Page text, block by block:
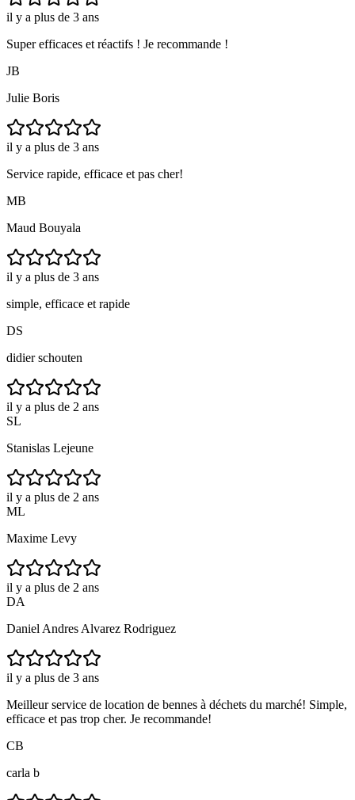
il y a plus de 3 ans
Super efficaces et réactifs ! Je recommande !
JB
Julie Boris
il y a plus de 3 ans
Service rapide, efficace et pas cher!
MB
Maud Bouyala
il y a plus de 3 ans
simple, efficace et rapide
DS
didier schouten
il y a plus de 2 ans
SL
Stanislas Lejeune
il y a plus de 2 ans
ML
Maxime Levy
il y a plus de 2 ans
DA
Daniel Andres Alvarez Rodriguez
il y a plus de 3 ans
Meilleur service de location de bennes à déchets du marché! Simple,
efficace et pas trop cher. Je recommande!
CB
carla b